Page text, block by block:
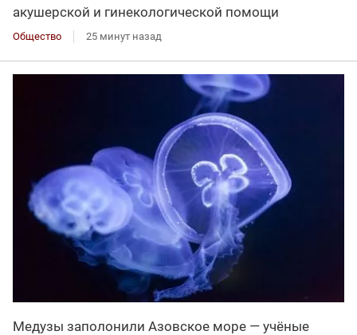
акушерской и гинекологической помощи
Общество 25 минут назад
Медузы заполонили Азовское море — учёные